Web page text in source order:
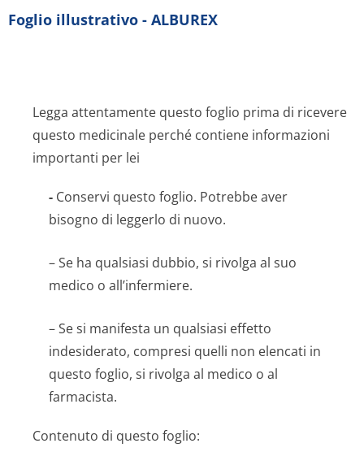
Foglio illustrativo - ALBUREX
Legga attentamente questo foglio prima di ricevere
questo medicinale perché contiene informazioni
importanti per lei
- Conservi questo foglio. Potrebbe aver
bisogno di leggerlo di nuovo.
– Se ha qualsiasi dubbio, si rivolga al suo
medico o all’infermiere.
– Se si manifesta un qualsiasi effetto
indesiderato, compresi quelli non elencati in
questo foglio, si rivolga al medico o al
farmacista.
Contenuto di questo foglio: